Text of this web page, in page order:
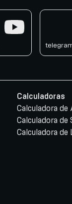
Calculadoras
Calculadora de
Calculadora de
Calculadora de